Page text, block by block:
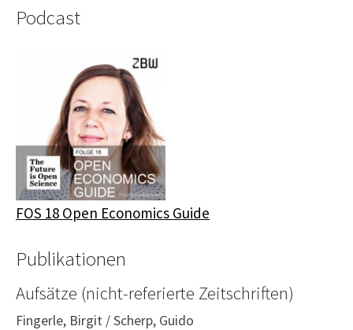
Podcast
FOS 18 Open Economics Guide
Publikationen
Aufsätze (nicht-referierte Zeitschriften)
Fingerle, Birgit / Scherp, Guido